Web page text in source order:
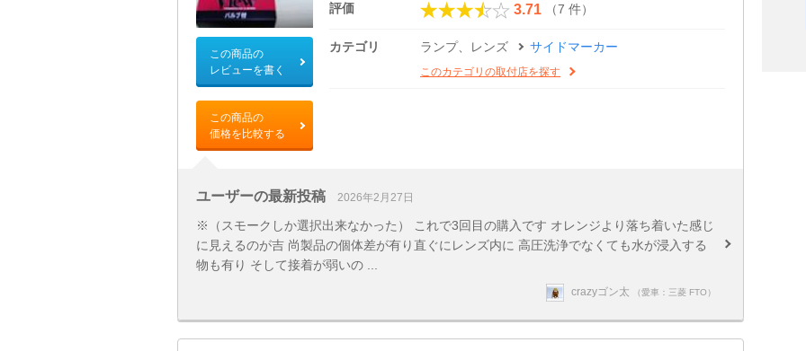
この商品の
レビューを書く
この商品の
価格を比較する
評価 3.71 （7 件）
カテゴリ ランプ、レンズ サイドマーカー
このカテゴリの取付店を探す
ユーザーの最新投稿 2026年2月27日
※（スモークしか選択出来なかった） これで3回目の購入です オレンジより落ち着いた感じ
に見えるのが吉 尚製品の個体差が有り直ぐにレンズ内に 高圧洗浄でなくても水が浸入する
物も有り そして接着が弱いの ...
crazyゴン太 （愛車：三菱 FTO）